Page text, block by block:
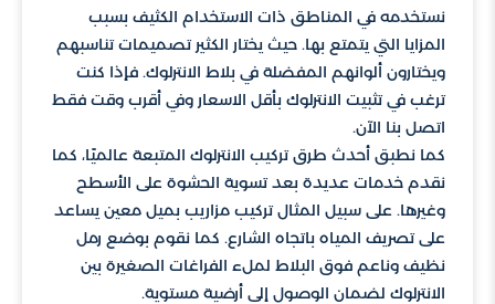
نستخدمه في المناطق ذات الاستخدام الكثيف بسبب
المزايا التي يتمتع بها. حيث يختار الكثير تصميمات تناسبهم
ويختارون ألوانهم المفضلة في بلاط الانترلوك. فإذا كنت
ترغب في تثبيت الانترلوك بأقل الاسعار وفي أقرب وقت فقط
اتصل بنا الآن.
كما نطبق أحدث طرق تركيب الانترلوك المتبعة عالميًا، كما
نقدم خدمات عديدة بعد تسوية الحشوة على الأسطح
وغيرها. على سبيل المثال تركيب مزاريب بميل معين يساعد
على تصريف المياه باتجاه الشارع. كما نقوم بوضع رمل
نظيف وناعم فوق البلاط لملء الفراغات الصغيرة بين
الانترلوك لضمان الوصول إلى أرضية مستوية.